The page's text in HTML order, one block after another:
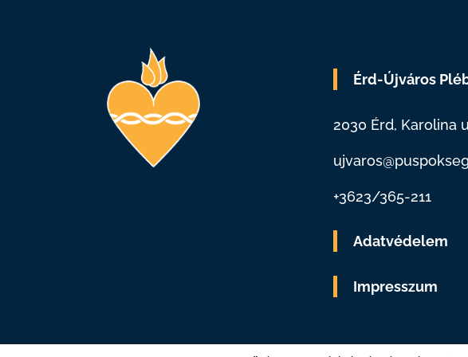
Érd-Újváros
2030 Érd, Karolina
+3623/365-211
Adatvédelem
Impresszum